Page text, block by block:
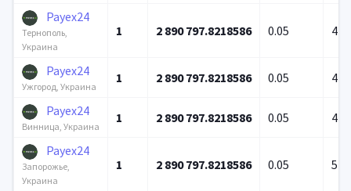
Payex24
Тернополь,
Украина
1 2 890 797.8218586 0.05 4
Payex24
Ужгород, Украина
1 2 890 797.8218586 0.05 4
Payex24
Винница, Украина
1 2 890 797.8218586 0.05 4
Payex24
Запорожье,
Украина
1 2 890 797.8218586 0.05 5